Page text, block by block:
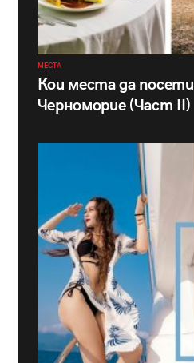
МЕСТА
Кои места да
Черноморие (Част II)